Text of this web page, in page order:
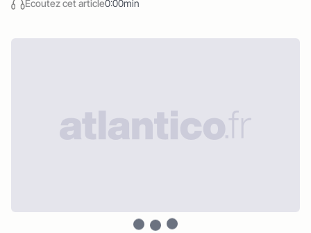
Écoutez cet article0:00min